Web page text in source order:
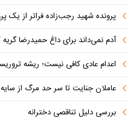
پرونده شهید رجب‌زاده فراتر از یک
آدم نمی‌داند برای داغ حمیدرضا گریه
اعدام عادی کافی نیست؛ ریشه
عاملان جنایت تا سر حد مرگ از
بررسی دلیل تناقصی دخترانه